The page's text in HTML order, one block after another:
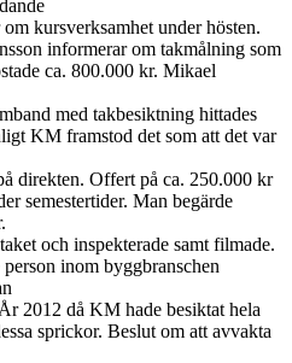
kursverksamhet under hösten.
informerar om takmålning som
ca. 800.000 kr. Mikael
med takbesiktning hittades
KM framstod det som att det var
Offert på ca. 250.000 kr
semestertider. Man begärde
och inspekterade samt filmade.
inom byggbranschen
då KM hade besiktat hela
sprickor. Beslut om att avvakta